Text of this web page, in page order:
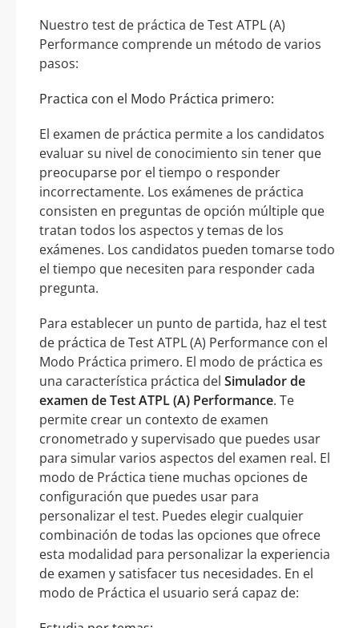
Nuestro test de práctica de Test ATPL (A)
Performance comprende un método de varios
pasos:
Practica con el Modo Práctica primero:
El examen de práctica permite a los candidatos
evaluar su nivel de conocimiento sin tener que
preocuparse por el tiempo o responder
incorrectamente. Los exámenes de práctica
consisten en preguntas de opción múltiple que
tratan todos los aspectos y temas de los
exámenes. Los candidatos pueden tomarse todo
el tiempo que necesiten para responder cada
pregunta.
Para establecer un punto de partida, haz el test
de práctica de Test ATPL (A) Performance con el
Modo Práctica primero. El modo de práctica es
una característica práctica del Simulador de
examen de Test ATPL (A) Performance. Te
permite crear un contexto de examen
cronometrado y supervisado que puedes usar
para simular varios aspectos del examen real. El
modo de Práctica tiene muchas opciones de
configuración que puedes usar para
personalizar el test. Puedes elegir cualquier
combinación de todas las opciones que ofrece
esta modalidad para personalizar la experiencia
de examen y satisfacer tus necesidades. En el
modo de Práctica el usuario será capaz de: